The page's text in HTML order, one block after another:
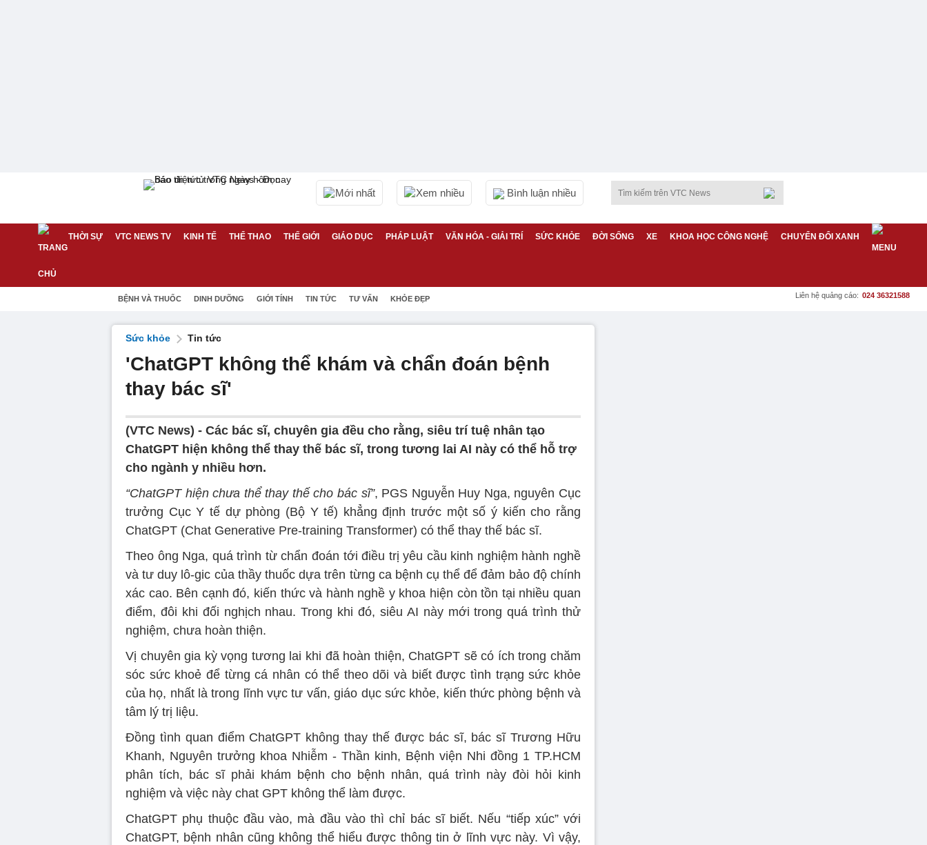
Mới nhất Xem nhiều Bình luận nhiều
THỜI SỰ VTC NEWS TV KINH TẾ THỂ THAO THẾ GIỚI GIÁO DỤC PHÁP LUẬT VĂN HÓA - GIẢI TRÍ SỨC KHỎE ĐỜI SỐNG XE KHOA HỌC CÔNG NGHỆ CHUYỂN ĐỔI XANH
BỆNH VÀ THUỐC DINH DƯỠNG GIỚI TÍNH TIN TỨC TƯ VẤN KHỎE ĐẸP Liên hệ quảng cáo: 024 36321588
Sức khỏe Tin tức
'ChatGPT không thể khám và chẩn đoán bệnh
thay bác sĩ'
(VTC News) - Các bác sĩ, chuyên gia đều cho rằng, siêu trí tuệ nhân tạo
ChatGPT hiện không thể thay thế bác sĩ, trong tương lai AI này có thể hỗ trợ
cho ngành y nhiều hơn.
“ChatGPT hiện chưa thể thay thế cho bác sĩ”, PGS Nguyễn Huy Nga, nguyên Cục
trưởng Cục Y tế dự phòng (Bộ Y tế) khẳng định trước một số ý kiến cho rằng
ChatGPT (Chat Generative Pre-training Transformer) có thể thay thế bác sĩ.
Theo ông Nga, quá trình từ chẩn đoán tới điều trị yêu cầu kinh nghiệm hành nghề
và tư duy lô-gic của thầy thuốc dựa trên từng ca bệnh cụ thể để đảm bảo độ chính
xác cao. Bên cạnh đó, kiến thức và hành nghề y khoa hiện còn tồn tại nhiều quan
điểm, đôi khi đối nghịch nhau. Trong khi đó, siêu AI này mới trong quá trình thử
nghiệm, chưa hoàn thiện.
Vị chuyên gia kỳ vọng tương lai khi đã hoàn thiện, ChatGPT sẽ có ích trong chăm
sóc sức khoẻ để từng cá nhân có thể theo dõi và biết được tình trạng sức khỏe
của họ, nhất là trong lĩnh vực tư vấn, giáo dục sức khỏe, kiến thức phòng bệnh và
tâm lý trị liệu.
Đồng tình quan điểm ChatGPT không thay thế được bác sĩ, bác sĩ Trương Hữu
Khanh, Nguyên trưởng khoa Nhiễm - Thần kinh, Bệnh viện Nhi đồng 1 TP.HCM
phân tích, bác sĩ phải khám bệnh cho bệnh nhân, quá trình này đòi hỏi kinh
nghiệm và việc này chat GPT không thể làm được.
ChatGPT phụ thuộc đầu vào, mà đầu vào thì chỉ bác sĩ biết. Nếu “tiếp xúc” với
ChatGPT, bệnh nhân cũng không thể hiểu được thông tin ở lĩnh vực này. Vì vậy,